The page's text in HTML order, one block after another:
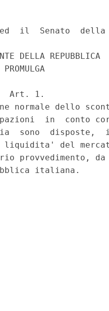
il  Senato  della
DELLA REPUBBLICA
PROMULGA
Art. 1.
normale dello
in  conto
sono  disposte,
del
provvedimento,